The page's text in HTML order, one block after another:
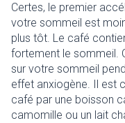
Certes, le premier
votre sommeil est
plus tôt. Le café
fortement le sommeil.
sur votre sommeil
effet anxiogène. Il est
café par une boisson
camomille ou un lait